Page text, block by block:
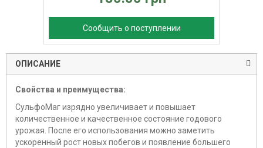
Сообщить о поступлении
ОПИСАНИЕ
Свойства и преимущества:
СульфоМаг изрядно увеличивает и повышает
количественное и качественное состояние годового
урожая. После его использования можно заметить
ускоренный рост новых побегов и появление большего